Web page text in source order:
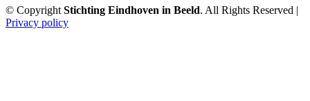
© CopyrightStichting Eindhoven in Beeld. All Rights Reserved |
Privacy policy